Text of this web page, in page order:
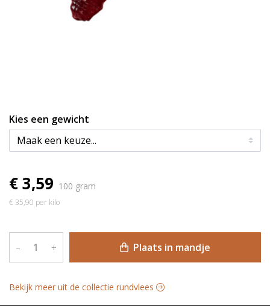
Kies een gewicht
€ 3,59 100 gram
€ 35,90 per kilo
– + Plaats in mandje
Bekijk meer uit de collectie rundvlees